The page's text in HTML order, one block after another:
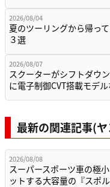
2026/08/04
夏のツーリングから帰っ
３選
2026/08/07
スクーターがシフトダウ
に電子制御CVT搭載モデ
最新の関連記事(
2026/08/08
スーパースポーツ車の極
ットする大容量の『スポ